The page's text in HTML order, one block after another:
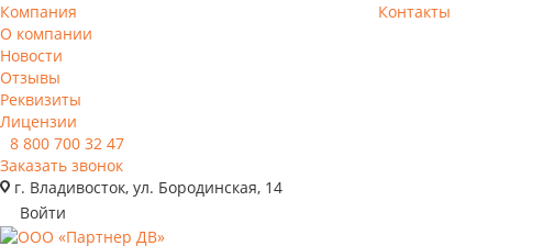
Компания
О компании
Новости
Отзывы
Реквизиты
Лицензии
Контакты
8 800 700 32 47
Заказать звонок
г. Владивосток, ул. Бородинская, 14
Войти